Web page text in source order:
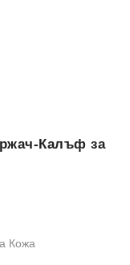
Калъф за
€.
Кожа